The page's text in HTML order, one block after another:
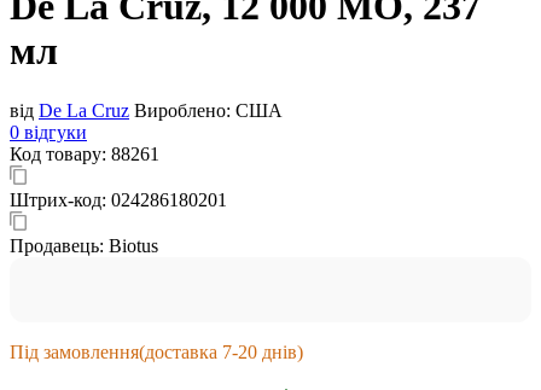
мл
від De La Cruz Вироблено: США
0 відгуки
Код товару: 88261
Штрих-код: 024286180201
Продавець: Biotus
Під замовлення(доставка 7-20 днів)